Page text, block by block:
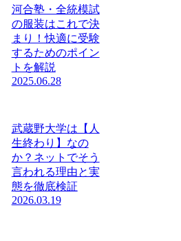
河合塾・全統模試
の服装はこれで決
まり！快適に受験
するためのポイン
トを解説
2025.06.28
武蔵野大学は【人
生終わり】なの
か？ネットでそう
言われる理由と実
態を徹底検証
2026.03.19